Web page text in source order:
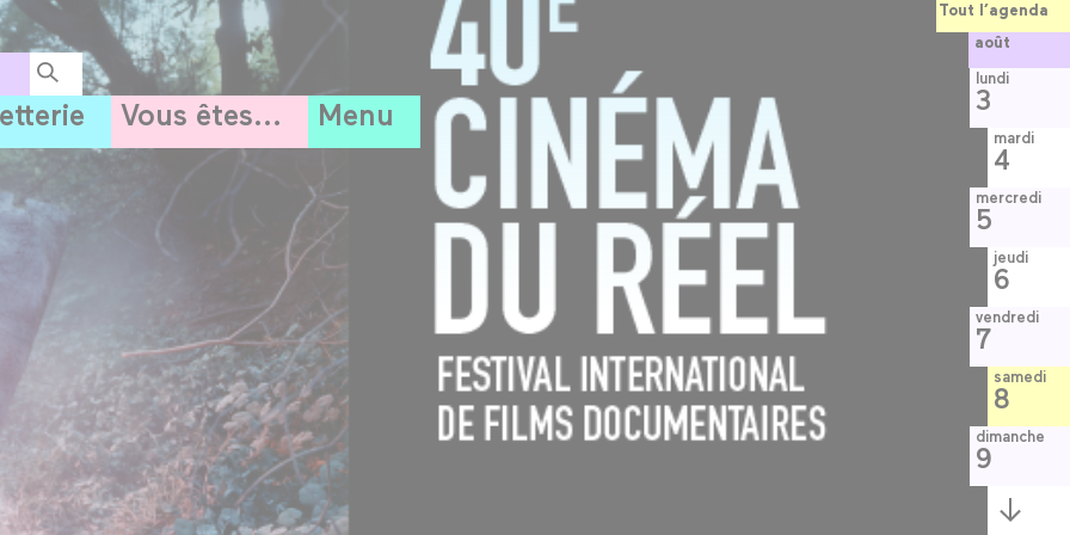
Vous êtes... Menu
Tout l’agenda
août
lundi
3
mardi
4
mercredi
5
jeudi
6
vendredi
7
samedi
8
dimanche
9
Semaine
suivante